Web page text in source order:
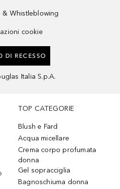
& Whistleblowing
cookie
DI RECESSO
Italia S.p.A.
TOP CATEGORIE
Blush e Fard
Acqua micellare
Crema corpo profumata
donna
Gel sopracciglia
Bagnoschiuma donna